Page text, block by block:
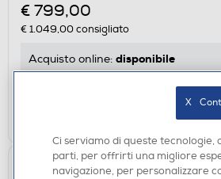
€ 799,00
€ 1.049,00consigliato
Acquisto online: disponibile
Ritiro in negozio in 30' gratuito:
Ci serviamo di queste tecnologie,
parti, per offrirti una migliore
navigazione, per personalizzare
X